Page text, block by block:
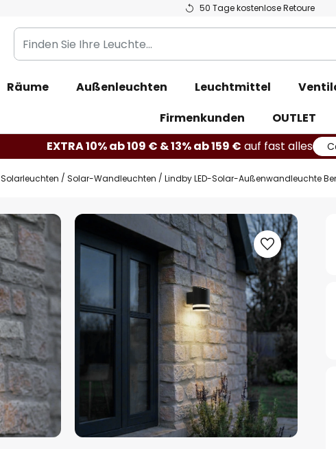
50 Tage kostenlose Retoure
Finden
Sie
Leuchte...
Räume Außenleuchten Leuchtmittel
Firmenkunden
OUTLET
EXTRA 10% ab 109 € & 13% ab 159 € auf fast alles
Solarleuchten Solar-Wandleuchten Lindby LED-Solar-Außenwandleuchte